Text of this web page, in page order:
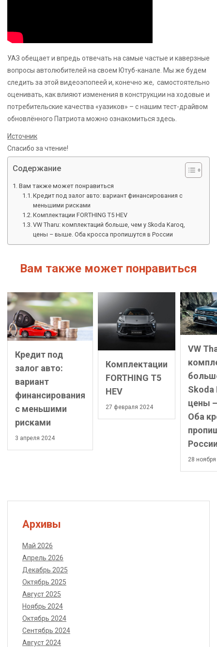
УАЗ обещает и впредь отвечать на самые частые и каверзные
вопросы автолюбителей на своем Ютуб-канале. Мы же будем
следить за этой видеоэпопеей и, конечно же, самостоятельно
оценивать, как влияют изменения в конструкции на ходовые и
потребительские качества «уазиков» – с нашим тест-драйвом
обновлённого Патриота можно ознакомиться здесь.
Источник
Спасибо за чтение!
Содержание
Вам также может понравиться
Кредит под залог авто: вариант финансирования с
меньшими рисками
Комплектации FORTHING T5 HEV
VW Tharu: комплектаций больше, чем у Skoda Karoq,
цены – выше. Оба кросса пропишутся в России
Вам также может понравиться
Кредит под
залог авто:
вариант
финансирования
с меньшими
рисками
3 апреля 2024
Комплектации
FORTHING T5
HEV
27 февраля 2024
VW
Skoda
цены
Оба
28
Архивы
Май 2026
Апрель 2026
Декабрь 2025
Октябрь 2025
Август 2025
Ноябрь 2024
Октябрь 2024
Сентябрь 2024
Август 2024